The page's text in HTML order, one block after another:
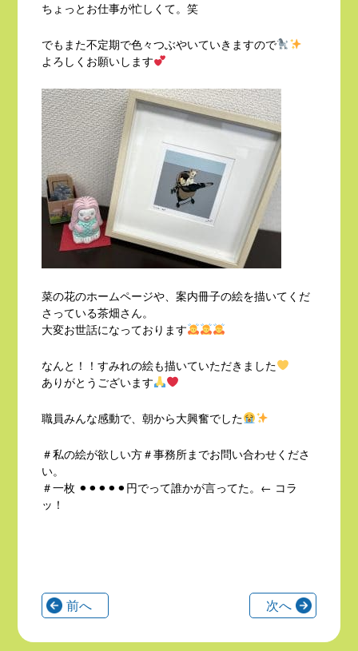
ちょっとお仕事が忙しくて。笑
でもまた不定期で色々つぶやいていきますので
よろしくお願いします
菜の花のホームページや、案内冊子の絵を描いてくだ
さっている茶畑さん。
大変お世話になっております
なんと！！すみれの絵も描いていただきました
ありがとうございます
職員みんな感動で、朝から大興奮でした
＃私の絵が欲しい方＃事務所までお問い合わせくださ
い。
＃一枚 ⚫︎⚫︎⚫︎⚫︎⚫︎円でって誰かが言ってた。← コラ
ッ！
前へ 次へ